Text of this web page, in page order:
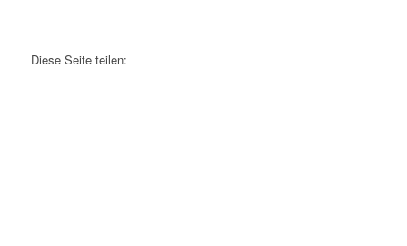
Diese Seite teilen: